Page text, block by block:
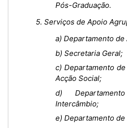
Pós-Graduação.
5. Serviços de Apoio
a) Departamento
b) Secretaria Geral;
c) Departamento
Acção Social;
d)
Intercâmbio;
e) Departamento